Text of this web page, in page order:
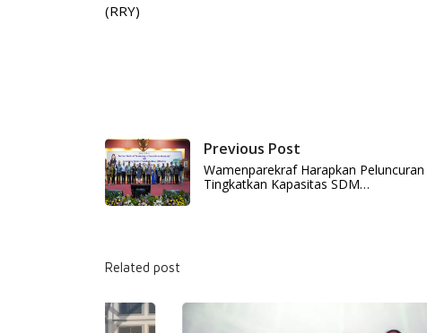
(RRY)
Previous Post
Wamenparekraf Harapkan Peluncuran
Tingkatkan Kapasitas SDM…
Related post